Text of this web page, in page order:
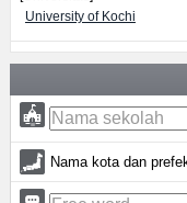
University of Kochi
Nama kota dan